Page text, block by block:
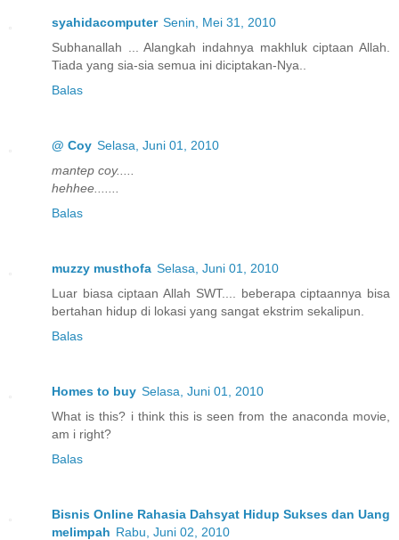
syahidacomputer Senin, Mei 31, 2010
Subhanallah ... Alangkah indahnya makhluk ciptaan Allah.
Tiada yang sia-sia semua ini diciptakan-Nya..
Balas
@ Coy Selasa, Juni 01, 2010
mantep coy.....
hehhee.......
Balas
muzzy musthofa Selasa, Juni 01, 2010
Luar biasa ciptaan Allah SWT.... beberapa ciptaannya bisa
bertahan hidup di lokasi yang sangat ekstrim sekalipun.
Balas
Homes to buy Selasa, Juni 01, 2010
What is this? i think this is seen from the anaconda movie,
am i right?
Balas
Bisnis Online Rahasia Dahsyat Hidup Sukses dan Uang
melimpah Rabu, Juni 02, 2010